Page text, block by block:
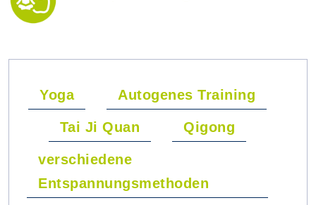
Yoga Autogenes Training
Tai Ji Quan Qigong
verschiedene
Entspannungsmethoden